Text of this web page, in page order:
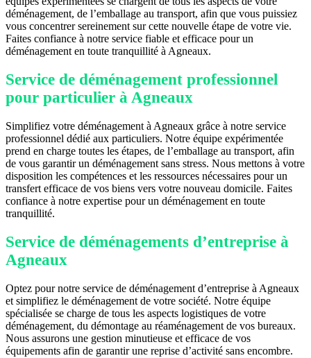
déménagement, de l’emballage au transport, afin que vous puissiez
vous concentrer sereinement sur cette nouvelle étape de votre vie.
Faites confiance à notre service fiable et efficace pour un
déménagement en toute tranquillité à Agneaux.
Service de déménagement professionnel
pour particulier à Agneaux
Simplifiez votre déménagement à Agneaux grâce à notre service
professionnel dédié aux particuliers. Notre équipe expérimentée
prend en charge toutes les étapes, de l’emballage au transport, afin
de vous garantir un déménagement sans stress. Nous mettons à votre
disposition les compétences et les ressources nécessaires pour un
transfert efficace de vos biens vers votre nouveau domicile. Faites
confiance à notre expertise pour un déménagement en toute
tranquillité.
Service de déménagements d’entreprise à
Agneaux
Optez pour notre service de déménagement d’entreprise à Agneaux
et simplifiez le déménagement de votre société. Notre équipe
spécialisée se charge de tous les aspects logistiques de votre
déménagement, du démontage au réaménagement de vos bureaux.
Nous assurons une gestion minutieuse et efficace de vos
équipements afin de garantir une reprise d’activité sans encombre.